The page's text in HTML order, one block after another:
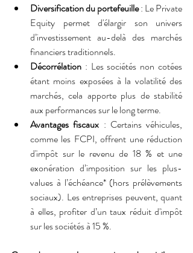
Diversification du portefeuille : Le Private
Equity permet d'élargir son univers
d’investissement au-delà des marchés
financiers traditionnels.
Décorrélation : Les sociétés non cotées
étant moins exposées à la volatilité des
marchés, cela apporte plus de stabilité
aux performances sur le long terme.
Avantages fiscaux : Certains véhicules,
comme les FCPI, offrent une réduction
d'impôt sur le revenu de 18 % et une
exonération d’imposition sur les plus-
values à l’échéance* (hors prélèvements
sociaux). Les entreprises peuvent, quant
à elles, profiter d’un taux réduit d'impôt
sur les sociétés à 15 %.